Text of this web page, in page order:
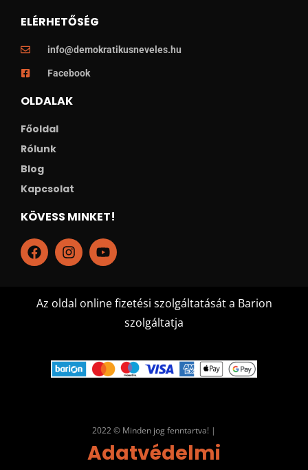
ELÉRHETŐSÉG
info@demokratikusneveles.hu
Facebook
OLDALAK
Főoldal
Rólunk
Blog
Kapcsolat
KÖVESS MINKET!
Az oldal online fizetési szolgáltatását a Barion
szolgáltatja
2022 © Minden jog fenntartva! |
Adatvédelmi